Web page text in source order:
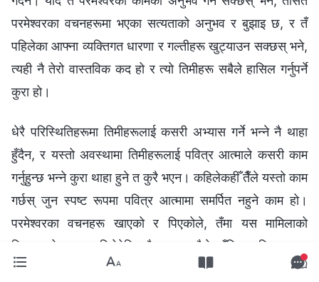
परमेश्‍वरका वचनहरूमा भएका सत्यताको अनुभव र बुझाइ छ, र तँ
पहिलेका आफ्ना व्यक्तिगत धारणा र गल्तीहरू खुट्‍याउन सक्छस् भने,
त्यही नै तेरो वास्तविक कद हो र त्यो तिमीहरू सबैले हासिल गर्नुपर्ने
कुरा हो।
धेरै परिस्थितिहरूमा तिमीहरूलाई कसरी अभ्यास गर्ने भन्‍ने नै थाहा
हुँदैन, र यस्तो अवस्थामा तिमीहरूलाई पवित्र आत्माले कसरी काम
गर्नुहुन्छ भन्‍ने कुरा थाहा हुने त कुरै भएन। कहिलेकहीँ तैँले यस्तो काम
गर्छस् जुन स्पष्ट रूपमा पवित्र आत्मामा समर्पित नहुने काम हो।
परमेश्‍वरका वचनहरू खाएको र पिएकोले, तँमा यस मामिलाको
सिद्धान्तको ज्ञान पहिलेदेखि नै छ, त्यसैले तँभित्र धिक्‍कार र
अशान्तिको अनुभूति छ; निश्‍चय नै यो केही सत्य जानेको आधारमा